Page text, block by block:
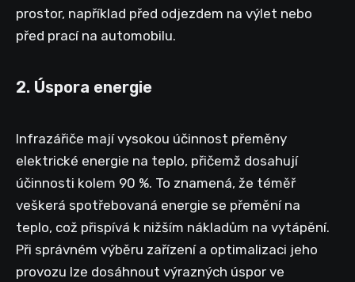
prostor, například před odjezdem na výlet nebo
před prací na automobilu.
2. Úspora energie
Infrazářiče mají vysokou účinnost přeměny
elektrické energie na teplo, přičemž dosahují
účinnosti kolem 90 %. To znamená, že téměř
veškerá spotřebovaná energie se přemění na
teplo, což přispívá k nižším nákladům na vytápění.
Při správném výběru zařízení a optimalizaci jeho
provozu lze dosáhnout výrazných úspor ve